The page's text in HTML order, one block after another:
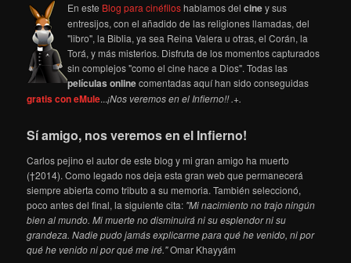
En este Blog para cinéfiloshablamos delciney sus
entresijos, con el añadido de las religiones llamadas, del
"libro", la Biblia, ya sea Reina Valera u otras, el Corán, la
Torá, y más misterios. Disfruta de los momentos capturados
sin complejos "como el cine hace a Dios". Todas las
películas onlinecomentadas aquí han sido conseguidas
gratis con eMule...¡Nos veremos en el Infierno!! .+.
Sí amigo, nos veremos en el Infierno!
Carlos pejino el autor de este blog y mi gran amigo ha muerto
(†2014). Como legado nos deja esta gran web que permanecerá
siempre abierta como tributo a su memoria. También seleccionó,
poco antes del final, la siguiente cita: "Mi nacimiento no trajo ningún
bien al mundo. Mi muerte no disminuirá ni su esplendor ni su
grandeza. Nadie pudo jamás explicarme para qué he venido, ni por
qué he venido ni por qué me iré."Omar Khayyám